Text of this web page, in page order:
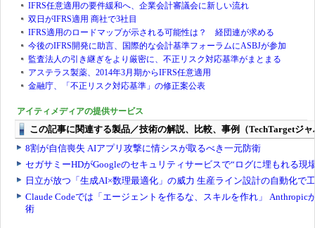
IFRS任意適用の要件緩和へ、企業会計審議会に新しい流れ
双日がIFRS適用 商社で3社目
IFRS適用のロードマップが示される可能性は？ 経団連が求める
今後のIFRS開発に助言、国際的な会計基準フォーラムにASBJが参加
監査法人の引き継ぎをより厳密に、不正リスク対応基準がまとまる
アステラス製薬、2014年3月期からIFRS任意適用
金融庁、「不正リスク対応基準」の修正案公表
アイティメディアの提供サービス